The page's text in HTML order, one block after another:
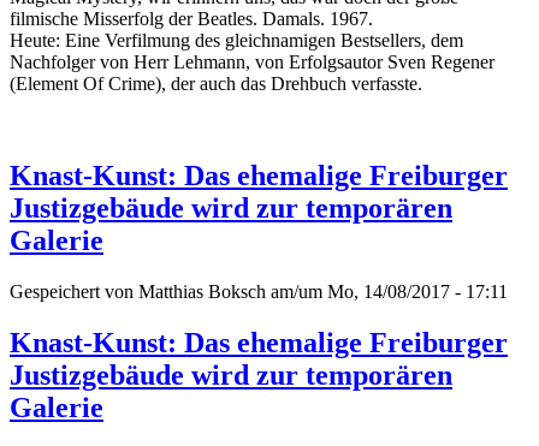
filmische Misserfolg der Beatles. Damals. 1967.
Heute: Eine Verfilmung des gleichnamigen Bestsellers, dem
Nachfolger von Herr Lehmann, von Erfolgsautor Sven Regener
(Element Of Crime), der auch das Drehbuch verfasste.
Knast-Kunst: Das ehemalige Freiburger
Justizgebäude wird zur temporären
Galerie
Gespeichert von Matthias Boksch am/um Mo, 14/08/2017 - 17:11
Knast-Kunst: Das ehemalige Freiburger
Justizgebäude wird zur temporären
Galerie